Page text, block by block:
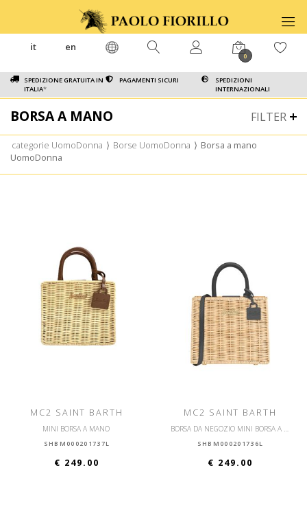
SPEDIZIONE GRATUITA IN
ITALIA*
PAGAMENTI SICURI
SPEDIZIONI
INTERNAZIONALI
it en
0
FILTER
BORSA A MANO
categorie UomoDonna ⟩ Borse UomoDonna ⟩ Borsa a mano
UomoDonna
MC2 SAINT BARTH
MINI BORSA A MANO
SHBM000201737L
€ 249.00
MC2 SAINT BARTH
BORSA DA NEGOZIO MINI BORSA A MANO
SHBM000201736L
€ 249.00